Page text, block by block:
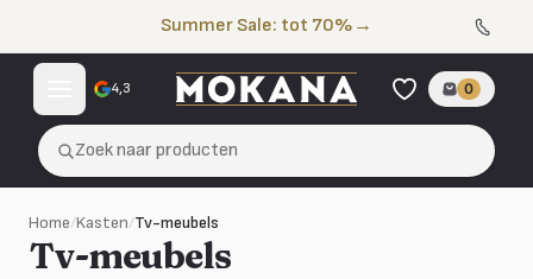
Summer Sale: tot 70% →
4,3 0
Zoek naar producten
Home/Kasten/Tv-meubels
Tv-meubels